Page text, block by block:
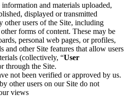
and materials uploaded,
displayed or transmitted
other users of the Site, including
forms of content. These may be
personal web pages, or profiles,
and other Site features that allow users
(collectively, “User
through the Site.
not been verified or approved by us.
other users on our Site do not
views